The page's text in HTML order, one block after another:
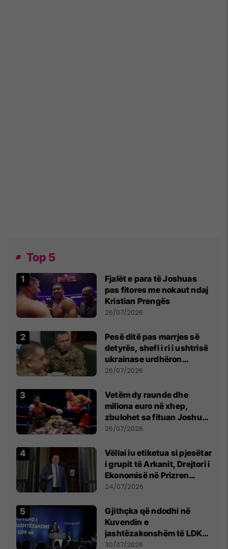
Top 5
Fjalët e para të Joshuas
pas fitores me nokaut ndaj
Kristian Prengës
26/07/2026
Pesë ditë pas marrjes së
detyrës, shefi i ri i ushtrisë
ukrainase urdhëron
kontroll të madh
26/07/2026
Vetëm dy raunde dhe
miliona euro në xhep,
zbulohet sa fituan Joshua
e Prenga
26/07/2026
Vëllai iu etiketua si pjesëtar
i grupit të Arkanit, Drejtori i
Ekonomisë në Prizren
mohon pretendimet
24/07/2026
Gjithçka që ndodhi në
Kuvendin e
jashtëzakonshëm të LDK-
së
30/07/2026